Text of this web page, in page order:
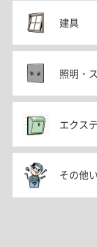
建具
照明・
エクス
その他